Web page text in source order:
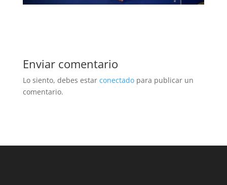
Enviar comentario
Lo siento, debes estar conectadopara publicar un
comentario.